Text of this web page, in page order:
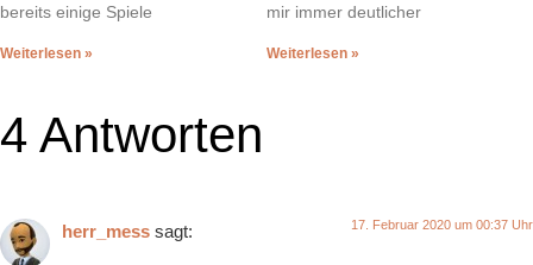
bereits einige Spiele
Weiterlesen »
mir immer deutlicher
Weiterlesen »
4 Antworten
herr_mess sagt: 17. Februar 2020 um 00:37 Uhr